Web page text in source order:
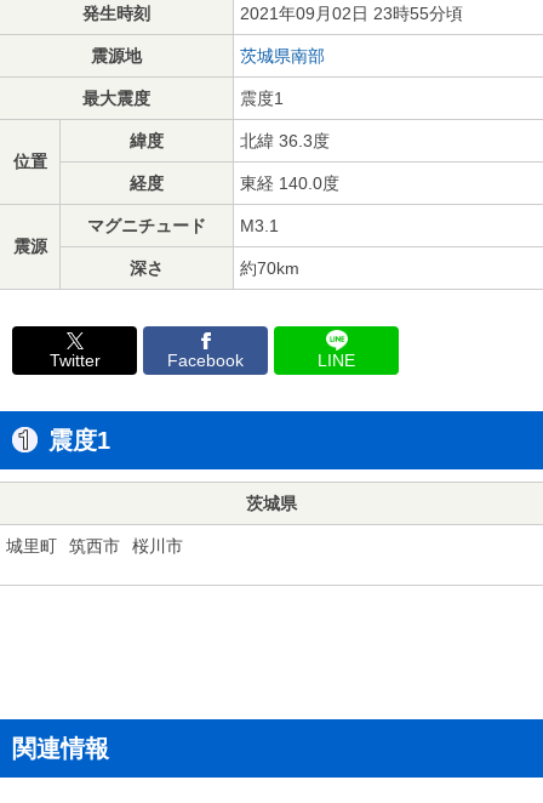
発生時刻 2021年09月02日 23時55分頃
震源地 茨城県南部
最大震度 震度1
位置
緯度 北緯 36.3度
経度 東経 140.0度
震源
マグニチュード M3.1
深さ 約70km
Twitter Facebook LINE
震度1
茨城県
城里町 筑西市 桜川市
関連情報